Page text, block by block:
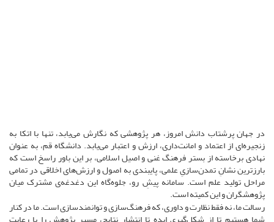
در جهان پرشتاب دانش امروز، هر پژوهشی که نگارش می‌یابد، تنها با اتکا به
زنجیره‌ای از اعتماد و امانت‌داری، ارزش و اعتبار می‌یابد. دانشگاه قم، به عنوان
نهادی برخاسته از بستر فرهنگ غنی و اصیل اسلامی، بر این باور راسخ است که
بارزترین نشانِ تمدن‌سازیِ علمی، پایبندی به اصول و ارزش‌های اخلاقی در تمامی
مراحل تولید علم است. سامانه پیشِ رو، جلوه‌گاه این دغدغه‌ی مشترک میان
پژوهشگران و این کمیته است.
رسالت ما، نه فقط نظارت و داوری، کهفرهنگ‌سازی و توانمندسازیاست. ما در کنار